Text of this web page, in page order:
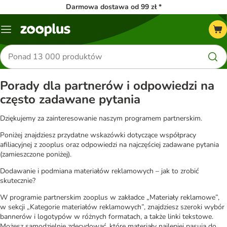
Darmowa dostawa od 99 zł *
Menu
Szukaj
produktów
Porady dla partnerów i odpowiedzi na
często zadawane pytania
Dziękujemy za zainteresowanie naszym programem partnerskim.
Poniżej znajdziesz przydatne wskazówki dotyczące współpracy
afiliacyjnej z zooplus oraz odpowiedzi na najczęściej zadawane pytania
(zamieszczone poniżej).
Dodawanie i podmiana materiałów reklamowych – jak to zrobić
skutecznie?
W programie partnerskim zooplus w zakładce „Materiały reklamowe”,
w sekcji „Kategorie materiałów reklamowych”, znajdziesz szeroki wybór
bannerów i logotypów w różnych formatach, a także linki tekstowe.